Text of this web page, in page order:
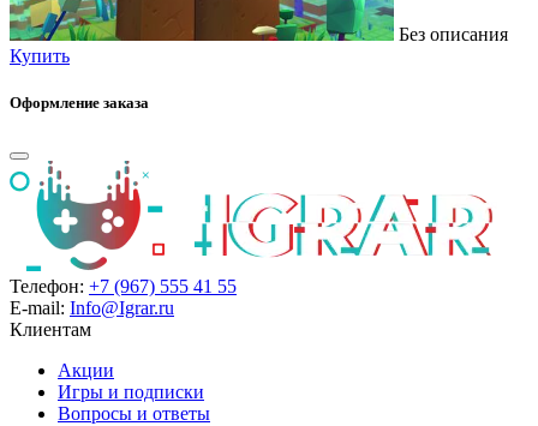
Без описания
Купить
Оформление заказа
Телефон: +7 (967) 555 41 55
E-mail: Info@Igrar.ru
Клиентам
Акции
Игры и подписки
Вопросы и ответы